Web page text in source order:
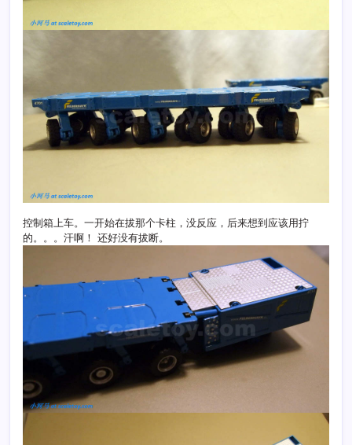
控制箱上车。一开始在拔那个卡柱，没反应，后来想到应该用拧
的。。。汗啊！ 还好没有拔断。